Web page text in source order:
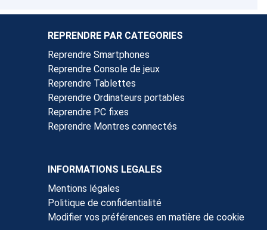
REPRENDRE PAR CATEGORIES
Reprendre Smartphones
Reprendre Console de jeux
Reprendre Tablettes
Reprendre Ordinateurs portables
Reprendre PC fixes
Reprendre Montres connectés
INFORMATIONS LEGALES
Mentions légales
Politique de confidentialité
Modifier vos préférences en matière de cookie